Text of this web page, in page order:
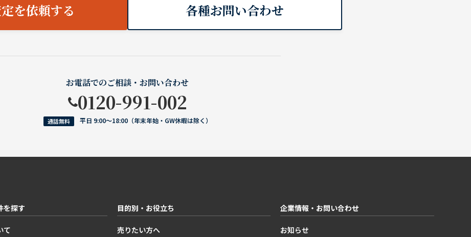
を依頼する 各種お問い合わせ
お電話でのご相談・お問い合わせ
0120-991-002
通話無料 平日 9:00〜18:00（年末年始・GW休暇は除く）
を探す
て
目的別・お役立ち
売りたい方へ
企業情報・お問い合わせ
お知らせ